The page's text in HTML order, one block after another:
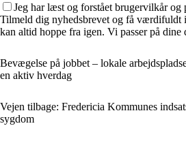
Jeg har læst og forstået brugervilkår
Tilmeld dig nyhedsbrevet og få værdifuldt
kan altid hoppe fra igen. Vi passer på dine
Bevægelse på jobbet – lokale
en aktiv hverdag
Vejen tilbage: Fredericia Kommunes
sygdom